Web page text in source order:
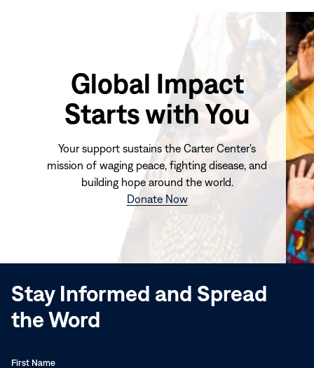
Global Impact
Starts with You
Your support sustains the Carter Center's
mission of waging peace, fighting disease, and
building hope around the world.
Donate Now(opens
window)
Stay Informed and Spread
the Word
First Name